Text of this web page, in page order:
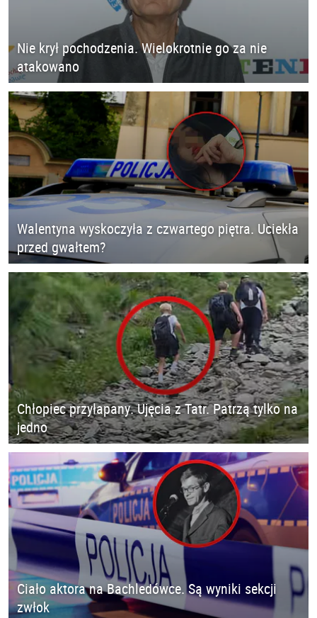
Nie krył pochodzenia. Wielokrotnie go za nie
atakowano
Walentyna wyskoczyła z czwartego piętra. Uciekła
przed gwałtem?
Chłopiec przyłapany. Ujęcia z Tatr. Patrzą tylko na
jedno
Ciało aktora na Bachledówce. Są wyniki sekcji
zwłok